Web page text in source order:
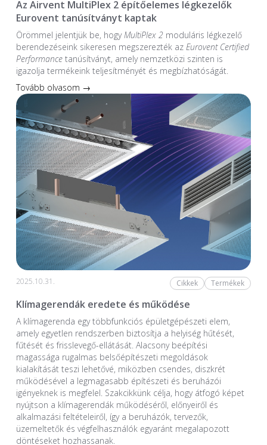
Az Airvent MultiPlex 2 építőelemes légkezelők
Eurovent tanúsítványt kaptak
Örömmel jelentjük be, hogyMultiPlex 2moduláris légkezelő
berendezéseink sikeresen megszerezték az Eurovent Certified
Performancetanúsítványt, amely nemzetközi szinten is
igazolja termékeink teljesítményét és megbízhatóságát.
Tovább olvasom →
2025.10.31. Cikkek Termékek
Klímagerendák eredete és működése
A klímagerenda egy többfunkciós épületgépészeti elem,
amely egyetlen rendszerben biztosítja a helyiség hűtését,
fűtését és frisslevegő-ellátását. Alacsony beépítési
magassága rugalmas belsőépítészeti megoldások
kialakítását teszi lehetővé, miközben csendes, diszkrét
működésével a legmagasabb építészeti és beruházói
igényeknek is megfelel. Szakcikkünk célja, hogy átfogó képet
nyújtson a klímagerendák működéséről, előnyeiről és
alkalmazási feltételeiről, így a beruházók, tervezők,
üzemeltetők és végfelhasználók egyaránt megalapozott
döntéseket hozhassanak.